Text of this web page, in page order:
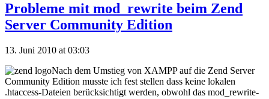
Probleme mit mod_rewrite beim Zend
Server Community Edition
13. Juni 2010 at 03:03
Nach dem Umstieg von XAMPP auf die Zend Server
Community Edition musste ich fest stellen dass keine lokalen
.htaccess-Dateien berücksichtigt werden, obwohl das mod_rewrite-